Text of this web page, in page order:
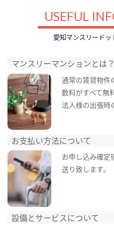
USEFUL
愛知マンスリード
マンスリーマンションとは？
通常の賃貸物件
数料がすべて無
法人様の出張時
お支払い方法について
お申し込み確定
送り致します。
設備とサービスについて